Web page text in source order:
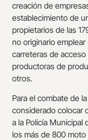
creación de
establecimiento de
propietarios de las
no originario
carreteras de
productoras de
otros.
Para el combate de
considerado colocar
a la Policía Municipal
los más de 800